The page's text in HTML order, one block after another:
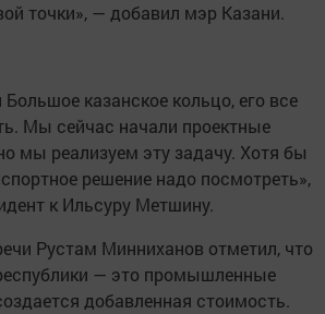
точки», — добавил мэр Казани.
Большое казанское кольцо, его все
Мы сейчас начали проектные
мы реализуем эту задачу. Хотя бы
решение надо посмотреть»,
к Ильсуру Метшину.
Рустам Минниханов отметил, что
— это промышленные
добавленная стоимость.